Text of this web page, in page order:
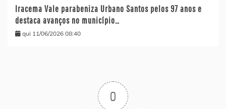
Iracema Vale parabeniza Urbano Santos pelos 97 anos e
destaca avanços no município…
qui 11/06/2026 08:40
0